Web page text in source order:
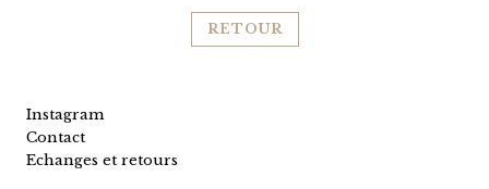
RETOUR
Instagram
Contact
Echanges et retours